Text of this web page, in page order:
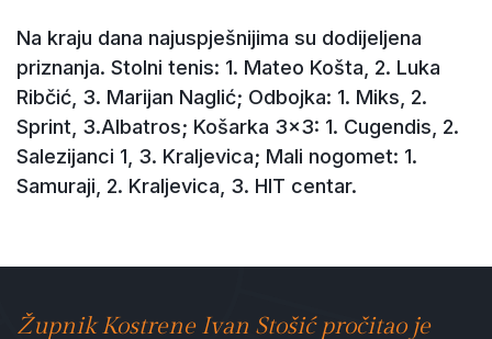
Na kraju dana najuspješnijima su dodijeljena
priznanja. Stolni tenis: 1. Mateo Košta, 2. Luka
Ribčić, 3. Marijan Naglić; Odbojka: 1. Miks, 2.
Sprint, 3.Albatros; Košarka 3×3: 1. Cugendis, 2.
Salezijanci 1, 3. Kraljevica; Mali nogomet: 1.
Samuraji, 2. Kraljevica, 3. HIT centar.
Župnik Kostrene Ivan Stošić pročitao je